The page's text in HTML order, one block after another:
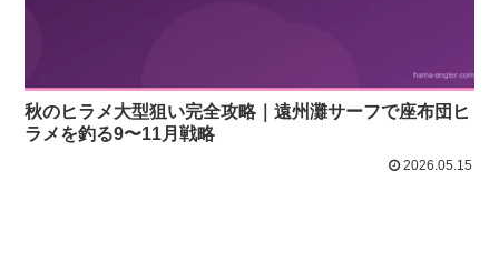
秋のヒラメ大型狙い完全攻略｜遠州灘サーフで座布団ヒ
ラメを釣る9〜11月戦略
2026.05.15